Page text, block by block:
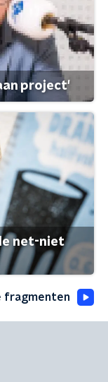
project'
net-niet
fragmenten